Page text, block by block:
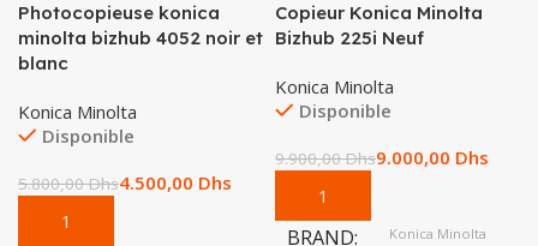
Photocopieuse konica
minolta bizhub 4052 noir et
blanc
Konica Minolta
Disponible
5.800,00Dhs4.500,00 Dhs
Copieur Konica Minolta
Bizhub 225i Neuf
Konica Minolta
Disponible
9.900,00Dhs9.000,00 Dhs
BRAND Konica Minolta